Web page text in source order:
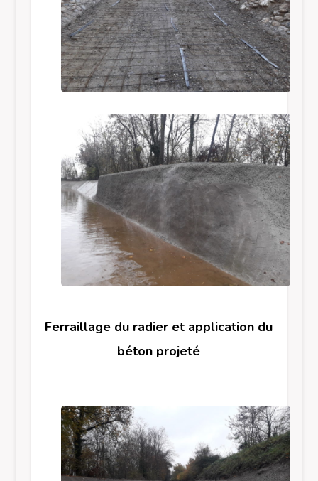
Ferraillage du radier et application du
béton projeté